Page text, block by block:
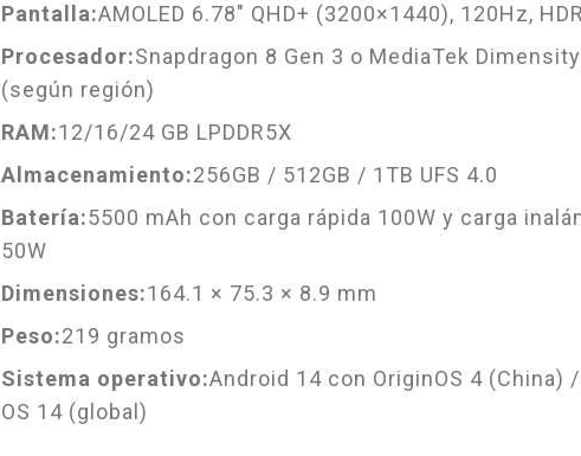
Pantalla:AMOLED 6.78" QHD+ (3200×1440), 120Hz,
Procesador:Snapdragon 8 Gen 3 o MediaTek
(según región)
RAM:12/16/24 GB LPDDR5X
Almacenamiento:256GB / 512GB / 1TB UFS 4.0
Batería:5500 mAh con carga rápida 100W y carga
50W
Dimensiones:164.1 × 75.3 × 8.9 mm
Peso:219 gramos
Sistema operativo:Android 14 con OriginOS 4 (China)
OS 14 (global)